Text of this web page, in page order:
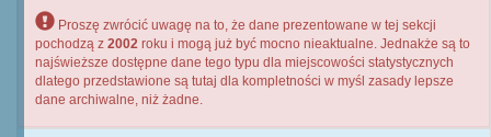
Proszę zwrócić uwagę na to, że dane prezentowane w tej sekcji
pochodzą z 2002 roku i mogą już być mocno nieaktualne. Jednakże są to
najświeższe dostępne dane tego typu dla miejscowości statystycznych
dlatego przedstawione są tutaj dla kompletności w myśl zasady lepsze
dane archiwalne, niż żadne.